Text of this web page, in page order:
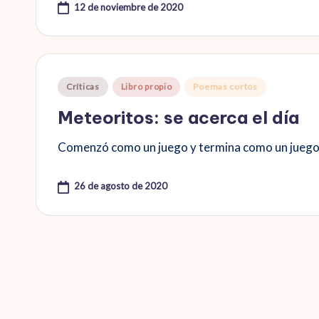
12 de noviembre de 2020
Publicado
Críticas Libro propio Poemas cortos
Meteoritos: se acerca el día
Comenzó como un juego y termina como un
26 de agosto de 2020